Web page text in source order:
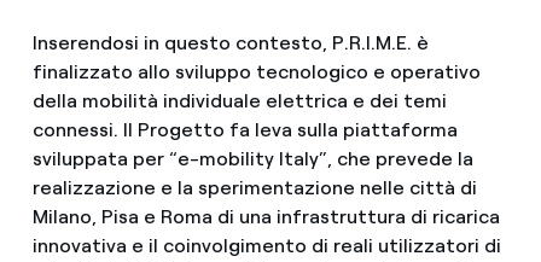
Inserendosi in questo contesto, P.R.I.M.E. è
finalizzato allo sviluppo tecnologico e operativo
della mobilità individuale elettrica e dei temi
connessi. Il Progetto fa leva sulla piattaforma
sviluppata per “e-mobility Italy”, che prevede la
realizzazione e la sperimentazione nelle città di
Milano, Pisa e Roma di una infrastruttura di ricarica
innovativa e il coinvolgimento di reali utilizzatori di